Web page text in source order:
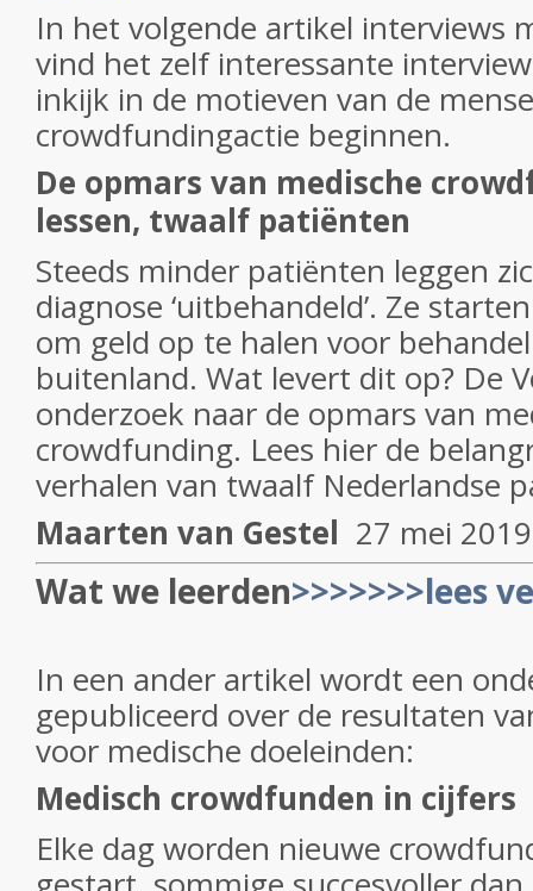
In het volgende artikel interviews
vind het zelf interessante
inkijk in de motieven van de
crowdfundingactie beginnen.
De opmars van medische
lessen, twaalf patiënten
Steeds minder patiënten leggen
diagnose ‘uitbehandeld’. Ze
om geld op te halen voor
buitenland. Wat levert dit op? De
onderzoek naar de opmars van
crowdfunding. Lees hier de
verhalen van twaalf Nederlandse
Maarten van Gestel 27 mei
Wat we leerden>>>>>>>lees
In een ander artikel wordt een
gepubliceerd over de resultaten
voor medische doeleinden:
Medisch crowdfunden in cijfers
Elke dag worden nieuwe